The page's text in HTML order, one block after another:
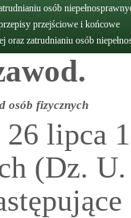
osób
przejściowe i końcowe
oraz zatrudnianiu osób
osób fizycznych
lipca
(Dz.